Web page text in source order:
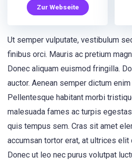
Zur Webseite
Ut semper vulputate, vestibulum
finibus orci. Mauris ac pretium
Donec aliquam euismod fringilla.
auctor. Aenean semper dictum
Pellentesque habitant morbi
malesuada fames ac turpis
quis tempus sem. Cras sit amet
accumsan tortor erat, at ultrices elit
Donec ut leo nec purus volutpat